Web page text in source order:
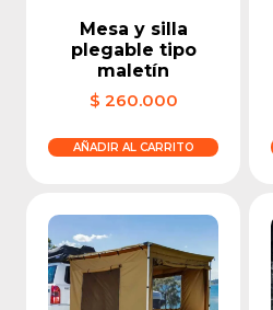
Mesa y silla
plegable tipo
maletín
$ 260.000
AÑADIR AL CARRITO